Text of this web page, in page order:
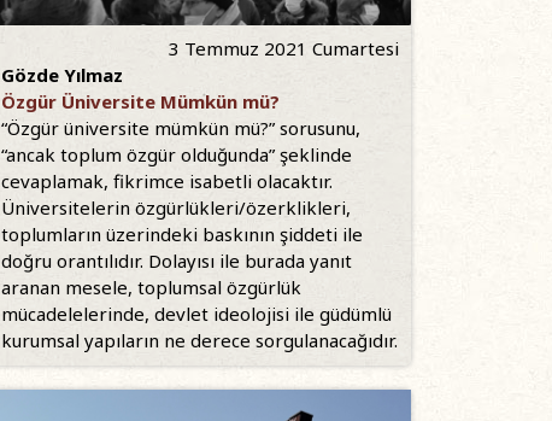
3 Temmuz 2021 Cumartesi
Gözde Yılmaz
Özgür Üniversite Mümkün mü?
“Özgür üniversite mümkün mü?” sorusunu,
“ancak toplum özgür olduğunda” şeklinde
cevaplamak, fikrimce isabetli olacaktır.
Üniversitelerin özgürlükleri/özerklikleri,
toplumların üzerindeki baskının şiddeti ile
doğru orantılıdır. Dolayısı ile burada yanıt
aranan mesele, toplumsal özgürlük
mücadelelerinde, devlet ideolojisi ile güdümlü
kurumsal yapıların ne derece sorgulanacağıdır.